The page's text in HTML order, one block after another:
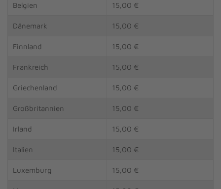
Belgien 15,00 €
Dänemark 15,00 €
Finnland 15,00 €
Frankreich 15,00 €
Griechenland 15,00 €
Großbritannien 15,00 €
Irland 15,00 €
Italien 15,00 €
Luxemburg 15,00 €